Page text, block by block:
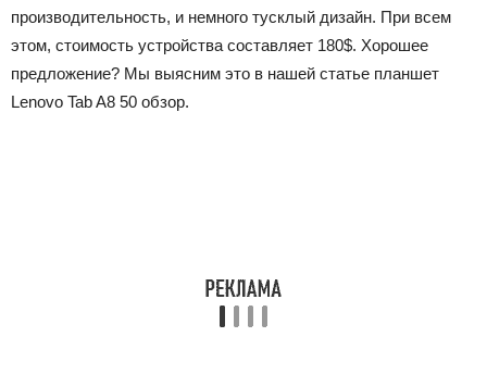
производительность, и немного тусклый дизайн. При всем
этом, стоимость устройства составляет 180$. Хорошее
предложение? Мы выясним это в нашей статье планшет
Lenovo Tab A8 50 обзор.